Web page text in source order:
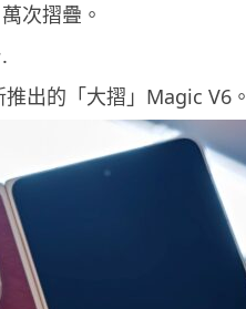
次摺疊。
出的「大摺」Magic V6。